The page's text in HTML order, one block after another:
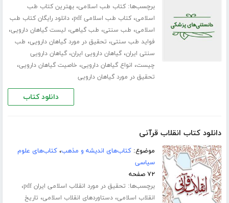
برچسب‌ها:کتاب طب اسلامی،بهترین کتاب طب
اسلامی،کتاب طب اسلامی pdf ،دانلود رایگان کتاب طب
اسلامی، طب سنتی، طب گیاهی، لیست گیاهان دارویی،
فواید طب سنتی، تحقیق در مورد گیاهان دارویی، طب
سنتی ایران،گیاهان دارویی ایران،گیاهان دارویی
چیست، انواع گیاهان دارویی، خاصیت گیاهان دارویی،
تحقیق در مورد گیاهان دارویی
دانلود کتاب
دانلود کتاب انقلاب قرآنی
موضوع:کتاب‌های اندیشه و مذهب،کتاب‌های علوم
سیاسی
۷۲ صفحه
برچسب‌ها: تحقیق در مورد انقلاب اسلامی ایران pdf ،
انقلاب اسلامی،دستاوردهای انقلاب اسلامی، تاریخ